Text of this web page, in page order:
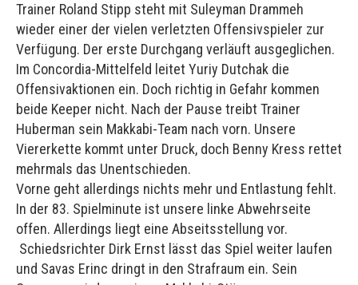
Trainer Roland Stipp steht mit Suleyman Drammeh
wieder einer der vielen verletzten Offensivspieler zur
Verfügung. Der erste Durchgang verläuft ausgeglichen.
Im Concordia-Mittelfeld leitet Yuriy Dutchak die
Offensivaktionen ein. Doch richtig in Gefahr kommen
beide Keeper nicht. Nach der Pause treibt Trainer
Huberman sein Makkabi-Team nach vorn. Unsere
Viererkette kommt unter Druck, doch Benny Kress rettet
mehrmals das Unentschieden.
Vorne geht allerdings nichts mehr und Entlastung fehlt.
In der 83. Spielminute ist unsere linke Abwehrseite
offen. Allerdings liegt eine Abseitsstellung vor.
Schiedsrichter Dirk Ernst lässt das Spiel weiter laufen
und Savas Erinc dringt in den Strafraum ein. Sein